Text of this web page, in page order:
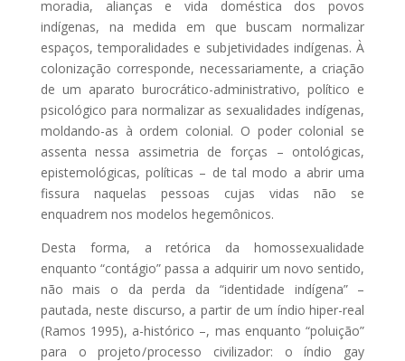
moradia, alianças e vida doméstica dos povos
indígenas, na medida em que buscam normalizar
espaços, temporalidades e subjetividades indígenas. À
colonização corresponde, necessariamente, a criação
de um aparato burocrático-administrativo, político e
psicológico para normalizar as sexualidades indígenas,
moldando-as à ordem colonial. O poder colonial se
assenta nessa assimetria de forças – ontológicas,
epistemológicas, políticas – de tal modo a abrir uma
fissura naquelas pessoas cujas vidas não se
enquadrem nos modelos hegemônicos.
Desta forma, a retórica da homossexualidade
enquanto “contágio” passa a adquirir um novo sentido,
não mais o da perda da “identidade indígena” –
pautada, neste discurso, a partir de um índio hiper-real
(Ramos 1995), a-histórico –, mas enquanto “poluição”
para o projeto / processo civilizador: o índio gay